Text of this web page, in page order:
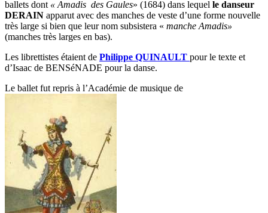
ballets dont « Amadis des Gaules» (1684) dans lequel le danseur
DERAIN apparut avec des manches de veste d’une forme nouvelle
très large si bien que leur nom subsistera « manche Amadis»
(manches très larges en bas).
Les librettistes étaient de Philippe QUINAULT pour le texte et
d’Isaac de BENSéNADE pour la danse.
Le ballet fut repris à l’Académie de musique de